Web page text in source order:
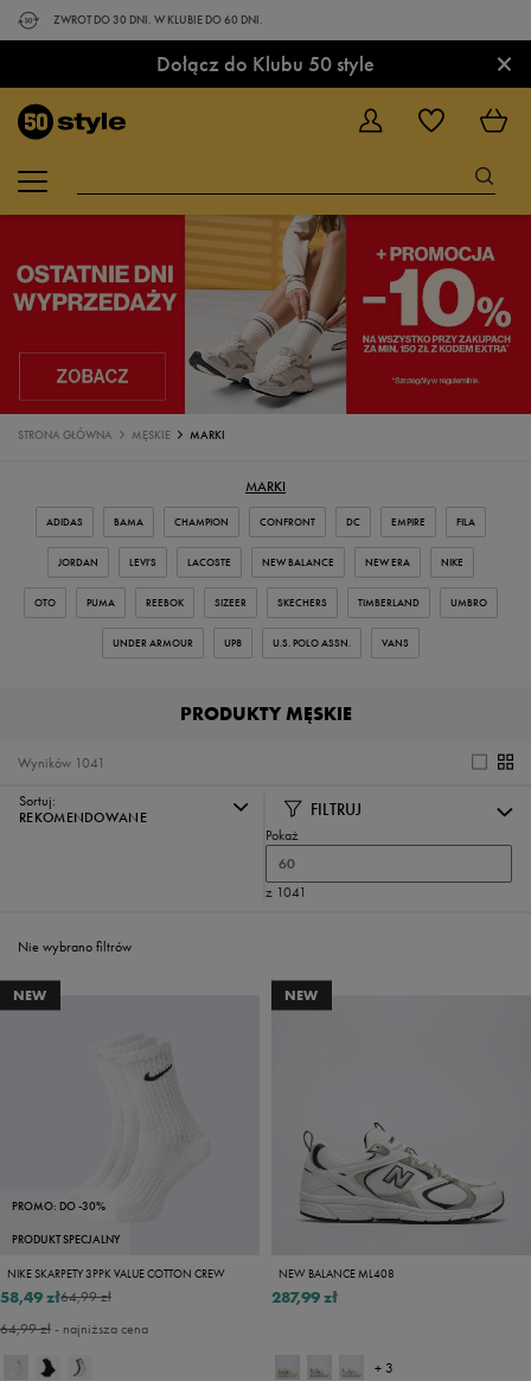
ZWROT DO 30 DNI. W KLUBIE DO 60 DNI.
Dołącz do Klubu 50 style ×
STRONA GŁÓWNA MĘSKIE MARKI
MARKI
ADIDAS BAMA CHAMPION CONFRONT DC EMPIRE FILA
JORDAN LEVI'S LACOSTE NEW BALANCE NEW ERA NIKE
OTO PUMA REEBOK SIZEER SKECHERS TIMBERLAND UMBRO
UNDER ARMOUR UP8 U.S. POLO ASSN. VANS
PRODUKTY MĘSKIE
1041
Wyników
Sortuj:
REKOMENDOWANE
FILTRUJ
Pokaż
60
z 1041
Nie wybrano filtrów
NEW
PROMO: DO -30%
PRODUKT SPECJALNY
NIKE SKARPETY 3PPK VALUE COTTON CREW
64,99 zł
58,49 zł
64,99 zł- najniższa cena
NEW
NEW BALANCE ML408
287,99 zł
+ 3